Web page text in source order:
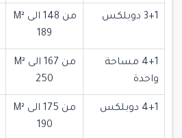
3+1 دوبلكس
من 148 الى M²
189
4+1 مساحة
واحدة
من 167 الى M²
250
4+1 دوبلكس
من 175 الى M²
190